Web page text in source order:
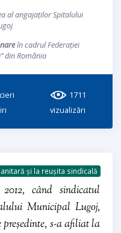
al angajaților Spitalului
în cadrul Federației
din România
1711
vizualizări
și la reușita sindicală
când sindicatul
Municipal Lugoj,
s-a afiliat la